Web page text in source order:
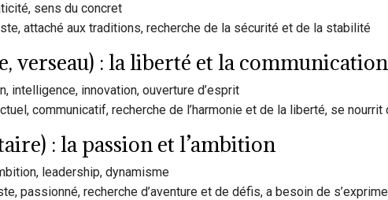
sens du concret
attaché aux traditions, recherche de la sécurité et de la stabilité
verseau) : la liberté et la communication
intelligence, innovation, ouverture d’esprit
communicatif, recherche de l’harmonie et de la liberté, se
: la passion et l’ambition
leadership, dynamisme
passionné, recherche d’aventure et de défis, a besoin de